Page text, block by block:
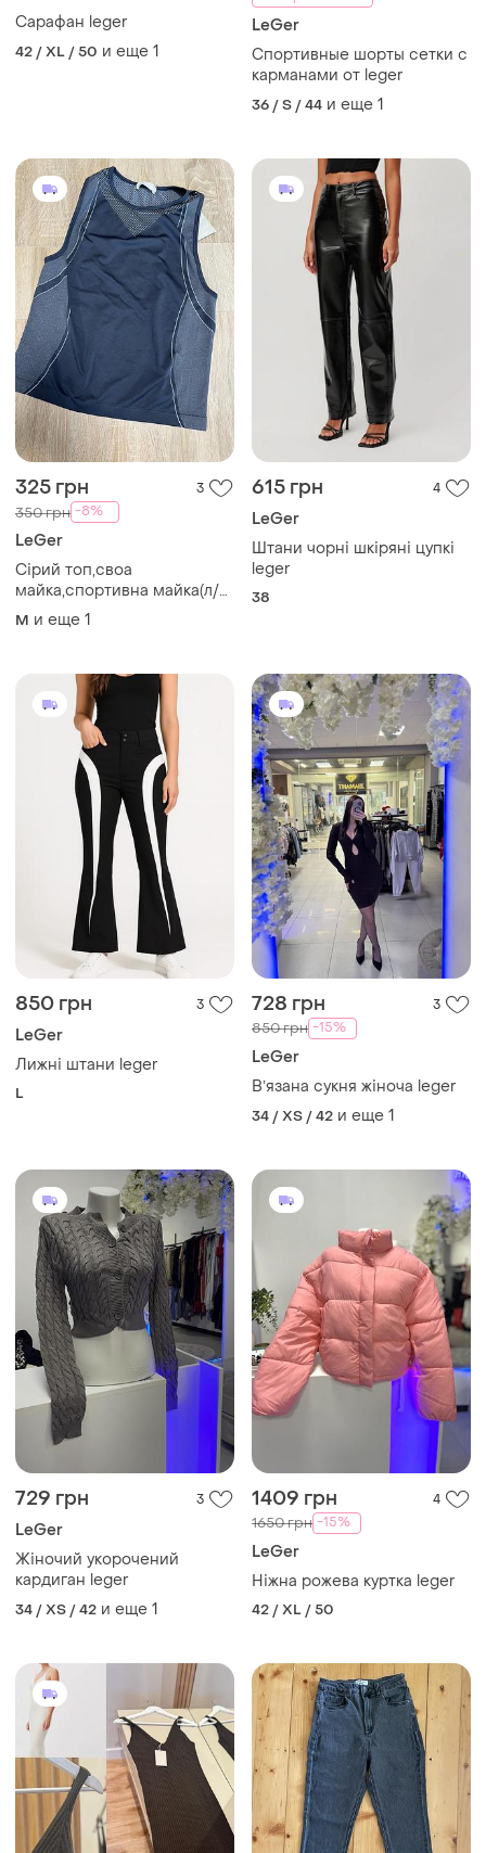
Сарафан leger
42 / XL / 50 и еще 1
LeGer
Спортивные шорты сетки с
карманами от leger
36 / S / 44 и еще 1
325 грн 3
350 грн -8%
LeGer
Сірий топ,своа
майка,спортивна майка(л/
хл)
M и еще 1
615 грн 4
LeGer
Штани чорні шкіряні цупкі
leger
38
850 грн 3
LeGer
Лижні штани leger
L
728 грн 3
850 грн -15%
LeGer
Вʼязана сукня жіноча leger
34 / XS / 42 и еще 1
729 грн 3
LeGer
Жіночий укорочений
кардиган leger
34 / XS / 42 и еще 1
1409 грн 4
1650 грн -15%
LeGer
Ніжна рожева куртка leger
42 / XL / 50